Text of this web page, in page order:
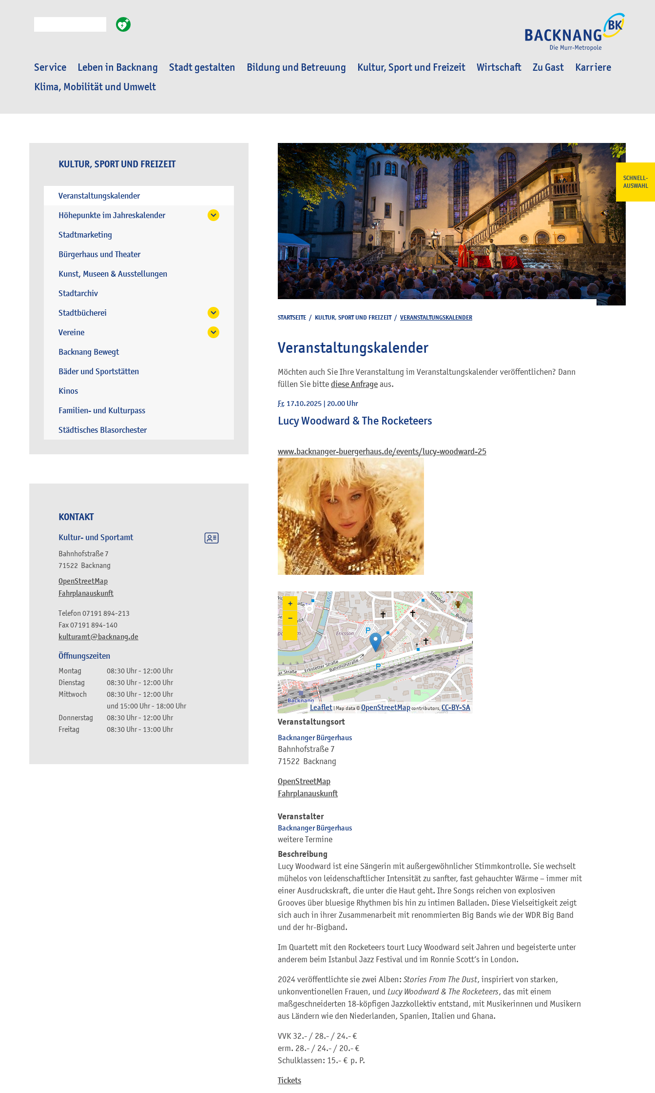
Service Leben in Backnang Stadt gestalten Bildung und Betreuung Kultur, Sport und Freizeit Wirtschaft Zu Gast
Karriere
Klima, Mobilität und Umwelt
SCHNELL-
AUSWAHL
KULTUR, SPORT UND FREIZEIT
Veranstaltungskalender
Höhepunkte im Jahreskalender
Stadtmarketing
Bürgerhaus und Theater
Kunst, Museen & Ausstellungen
Stadtarchiv
Stadtbücherei
Vereine
Backnang Bewegt
Bäder und Sportstätten
Kinos
Familien- und Kulturpass
Städtisches Blasorchester
KONTAKT
Kultur- und Sportamt
Bahnhofstraße 7
71522 Backnang
OpenStreetMap
Fahrplanauskunft
kulturamt@backnang.de
Telefon 07191 894-213
Fax07191 894-140
Öffnungszeiten
Montag 08:30 Uhr- 12:00 Uhr
Dienstag
08:30 Uhr- 12:00 Uhr
Mittwoch
08:30 Uhr- 12:00 Uhr
und 15:00 Uhr- 18:00 Uhr
Donnerstag
08:30 Uhr- 12:00 Uhr
Freitag
08:30 Uhr- 13:00 Uhr
STARTSEITE / KULTUR, SPORT UND FREIZEIT/ VERANSTALTUNGSKALENDER
Veranstaltungskalender
Möchten auch Sie Ihre Veranstaltung im Veranstaltungskalender veröffentlichen? Dann
füllen Sie bitte diese Anfrage aus.
Fr, 17.10.2025 | 20.00 Uhr
Lucy Woodward & The Rocketeers
www.backnanger-buergerhaus.de/events/lucy-woodward-25
+
−
Leaflet | Map data ©OpenStreetMapcontributors,CC-BY-SA
Veranstaltungsort
Backnanger Bürgerhaus
Bahnhofstraße 7
71522 Backnang
OpenStreetMap
Fahrplanauskunft
Veranstalter
Backnanger Bürgerhaus
weitere Termine
Beschreibung
Lucy Woodward ist eine Sängerin mit außergewöhnlicher Stimmkontrolle. Sie wechselt
mühelos von leidenschaftlicher Intensität zu sanfter, fast gehauchter Wärme – immer mit
einer Ausdruckskraft, die unter die Haut geht. Ihre Songs reichen von explosiven
Grooves über bluesige Rhythmen bis hin zu intimen Balladen. Diese Vielseitigkeit zeigt
sich auch in ihrer Zusammenarbeit mit renommierten Big Bands wie der WDR Big Band
und der hr-Bigband.
Im Quartett mit den Rocketeers tourt Lucy Woodward seit Jahren und begeisterte unter
anderem beim Istanbul Jazz Festival und im Ronnie Scott’s in London.
2024 veröffentlichte sie zwei Alben : Stories From The Dust, inspiriert von starken,
unkonventionellen Frauen, und Lucy Woodward & The Rocketeers, das mit einem
maßgeschneiderten 18-köpfigen Jazzkollektiv entstand, mit Musikerinnen und Musikern
aus Ländern wie den Niederlanden, Spanien, Italien und Ghana.
VVK 32.- / 28.- / 24.- €
erm. 28.- / 24.- / 20.- €
Schulklassen : 15.- € p. P.
Tickets